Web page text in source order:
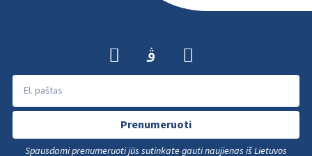
Prenumeruoti
Spausdami prenumeruoti jūs sutinkate gauti naujienas iš Lietuvos